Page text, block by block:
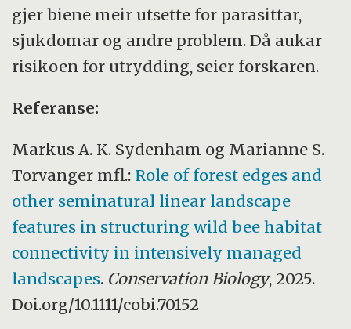
gjer biene meir utsette for parasittar,
sjukdomar og andre problem. Då aukar
risikoen for utrydding, seier forskaren.
Referanse:
Markus A. K. Sydenham og Marianne S.
Torvanger mfl.: Role of forest edges and
other seminatural linear landscape
features in structuring wild bee habitat
connectivity in intensively managed
landscapes. Conservation Biology, 2025.
Doi.org/10.1111/cobi.70152